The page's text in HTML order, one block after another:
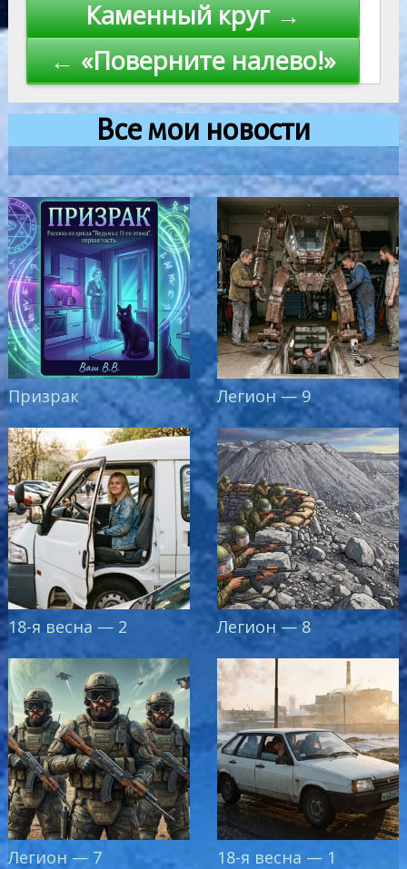
Навигация
по
записям
Каменный круг →
← «Поверните налево!»
Все мои новости
Призрак Легион — 9
18-я весна — 2 Легион — 8
Легион — 7 18-я весна — 1